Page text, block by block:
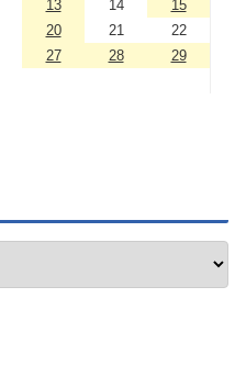
13 14
15
20 21
22
27 28
29